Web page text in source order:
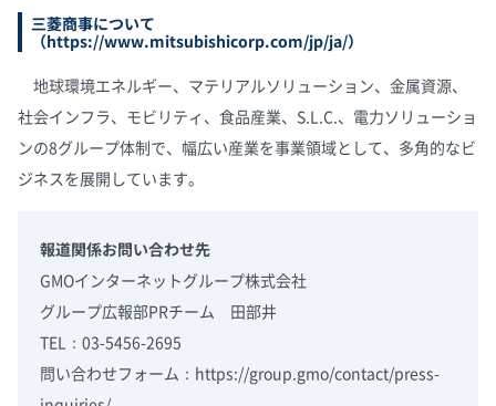
三菱商事について
（https://www.mitsubishicorp.com/jp/ja/）
地球環境エネルギー、マテリアルソリューション、金属資源、
社会インフラ、モビリティ、食品産業、S.L.C.、電力ソリューショ
ンの8グループ体制で、幅広い産業を事業領域として、多角的なビ
ジネスを展開しています。
報道関係お問い合わせ先
GMOインターネットグループ株式会社
グループ広報部PRチーム 田部井
TEL：03-5456-2695
問い合わせフォーム： https://group.gmo/contact/press-